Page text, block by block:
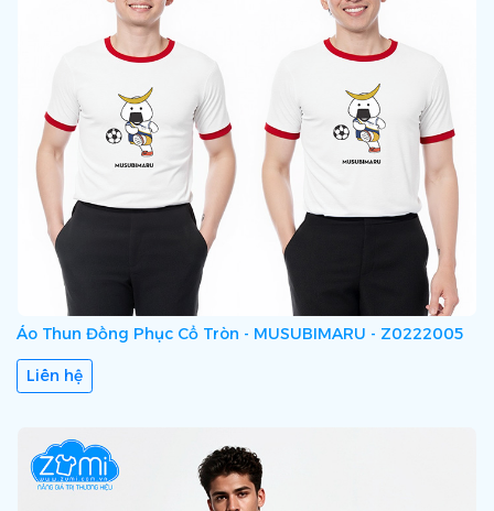
Áo Thun Đồng Phục Cổ Tròn - MUSUBIMARU - Z0222005
Liên hệ